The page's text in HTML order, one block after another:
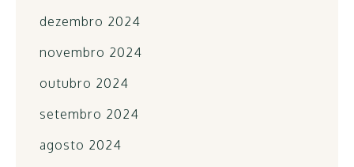
dezembro 2024
novembro 2024
outubro 2024
setembro 2024
agosto 2024